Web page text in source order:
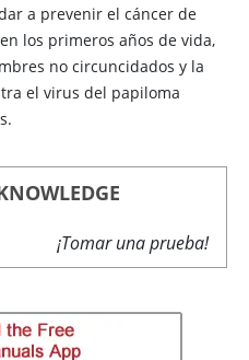
a prevenir el cáncer de
los primeros años de vida,
no circuncidados y la
el virus del papiloma
¡Tomar una prueba!